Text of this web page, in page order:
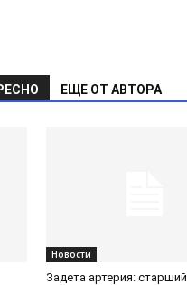
ЕЩЕ ОТ АВТОРА
Новости
Задета артерия: